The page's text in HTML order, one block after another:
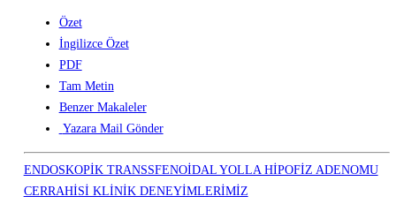
Özet
İngilizce Özet
PDF
Tam Metin
Benzer Makaleler
Yazara Mail Gönder
ENDOSKOPİK TRANSSFENOİDAL YOLLA HİPOFİZ ADENOMU
CERRAHİSİ KLİNİK DENEYİMLERİMİZ